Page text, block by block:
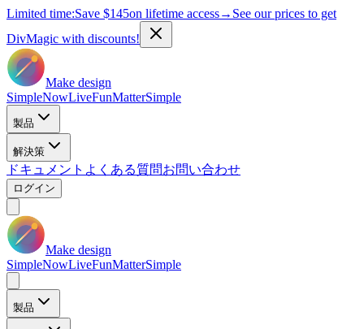
Limited time:Save $145on lifetime access→ See our prices to get
DivMagic with discounts!
Make design
SimpleNowLiveFunMatterSimple
製品
解決策
ドキュメント よくある質問お問い合わせ
ログイン
Make design
SimpleNowLiveFunMatterSimple
製品